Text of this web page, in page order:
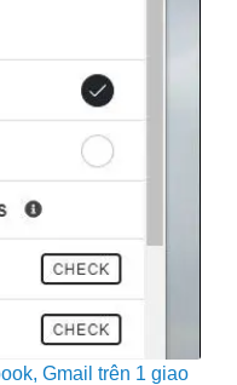
Gmail trên 1 giao